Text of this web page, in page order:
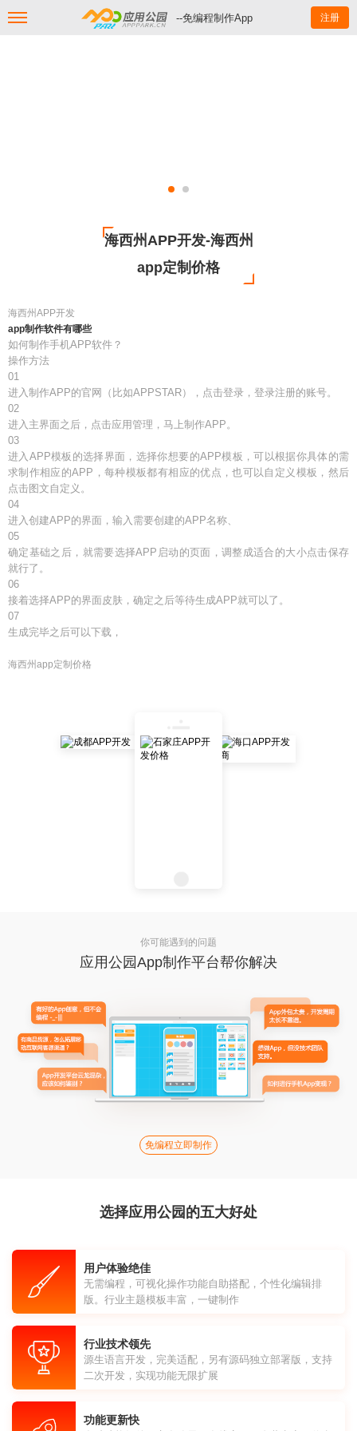
--免编程制作App 注册
海西州APP开发-海西州
app定制价格
海西州APP开发
app制作软件有哪些
如何制作手机APP软件？
操作方法
01
进入制作APP的官网（比如APPSTAR），点击登录，登录注册的账号。
02
进入主界面之后，点击应用管理，马上制作APP。
03
进入APP模板的选择界面，选择你想要的APP模板，可以根据你具体的需
求制作相应的APP，每种模板都有相应的优点，也可以自定义模板，然后
点击图文自定义。
04
进入创建APP的界面，输入需要创建的APP名称、
05
确定基础之后，就需要选择APP启动的页面，调整成适合的大小点击保存
就行了。
06
接着选择APP的界面皮肤，确定之后等待生成APP就可以了。
07
生成完毕之后可以下载，
海西州app定制价格
你可能遇到的问题
应用公园App制作平台帮你解决
免编程立即制作
选择应用公园的五大好处
用户体验绝佳
无需编程，可视化操作功能自助搭配，个性化编辑排
版。行业主题模板丰富，一键制作
行业技术领先
源生语言开发，完美适配，另有源码独立部署版，支持
二次开发，实现功能无限扩展
功能更新快